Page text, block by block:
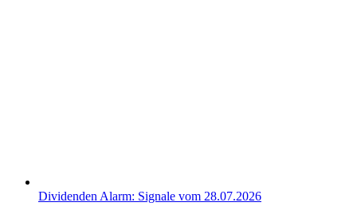
Dividenden Alarm: Signale vom 28.07.2026